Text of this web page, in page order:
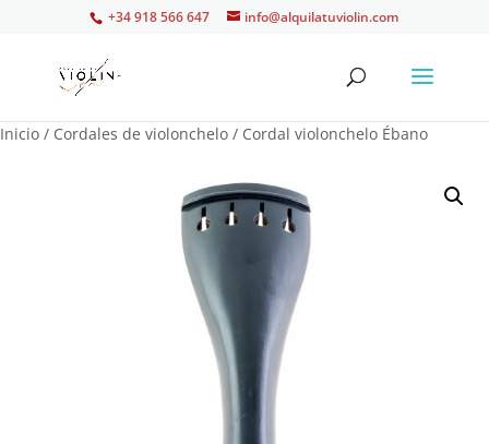
+34 918 566 647 info@alquilatuviolin.com
Inicio / Cordales de violonchelo / Cordal violonchelo Ébano